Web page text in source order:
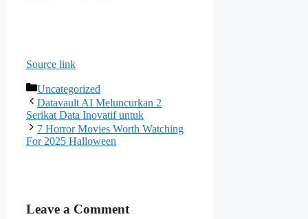
Source link
Categories
Uncategorized
Datavault AI Meluncurkan 2
Serikat Data Inovatif untuk
7 Horror Movies Worth Watching
For 2025 Halloween
Leave a Comment